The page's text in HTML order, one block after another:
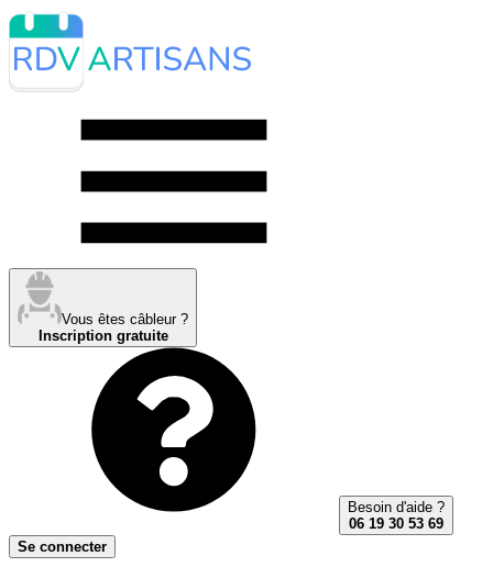
Vous êtes câbleur ?
Inscription gratuite
Besoin d'aide ?
06 19 30 53 69
Se connecter